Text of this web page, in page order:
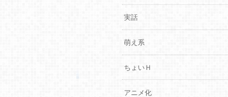
実話
萌え系
ちょいＨ
アニメ化